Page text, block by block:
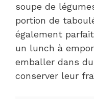
soupe de
portion de
également
un lunch à
emballer dans
conserver leur